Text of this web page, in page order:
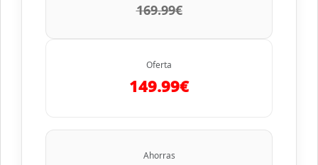
169.99€
Oferta
149.99€
Ahorras